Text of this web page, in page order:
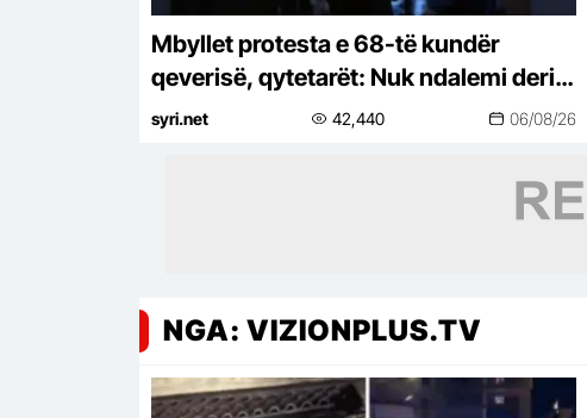
Mbyllet protesta e 68-të kundër
qeverisë, qytetarët: Nuk ndalemi deri
në largimin e Ramës
syri.net 42,440 06/08/26
NGA: VIZIONPLUS.TV